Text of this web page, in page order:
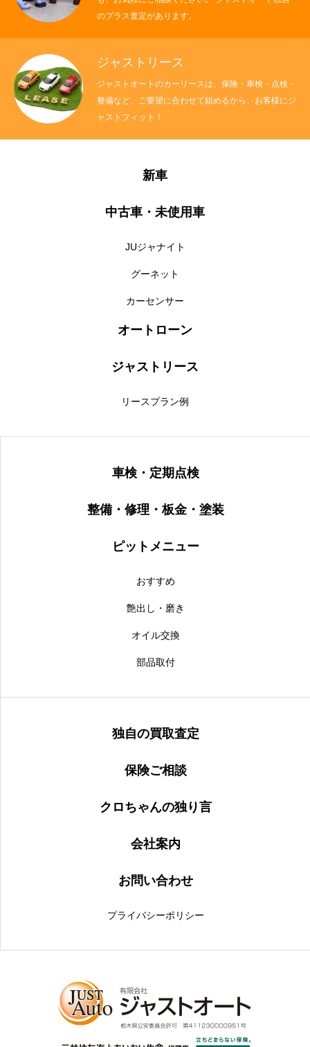
のプラス査定があります。
ジャストリース
ジャストオートのカーリースは、保険・車検・点検・
整備など、ご要望に合わせて組めるから、お客様にジ
ャストフィット！
新車
中古車・未使用車
JUジャナイト
グーネット
カーセンサー
オートローン
ジャストリース
リースプラン例
車検・定期点検
整備・修理・板金・塗装
ピットメニュー
おすすめ
艶出し・磨き
オイル交換
部品取付
独自の買取査定
保険ご相談
クロちゃんの独り言
会社案内
お問い合わせ
プライバシーポリシー